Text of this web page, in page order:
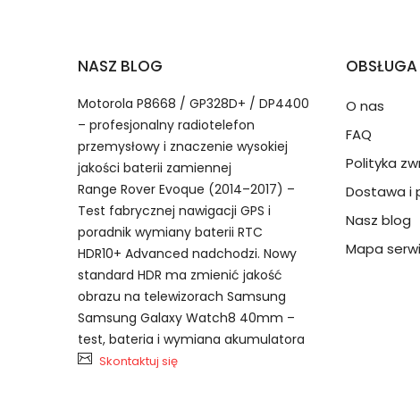
Dzięki ochronie kupujących w
przedmiot do Ciebie nie
Numer produktu ładowarki
Model urządzenia
Numer produktu baterii
TCL EB-BT705FBT bateria, EB-
NASZ BLOG
Motorola P8668 / GP328D+ / DP4400
– profesjonalny radiotelefon
przemysłowy i znaczenie wysokiej
jakości baterii zamiennej
Range Rover Evoque (2014–2017) –
Test fabrycznej nawigacji GPS i
poradnik wymiany baterii RTC
HDR10+ Advanced nadchodzi. Nowy
standard HDR ma zmienić jakość
obrazu na telewizorach Samsung
Samsung Galaxy Watch8 40mm –
test, bateria i wymiana akumulatora
Skontaktuj się
O nas
FAQ
Polityka
Dostawa i
Nasz blog
Mapa